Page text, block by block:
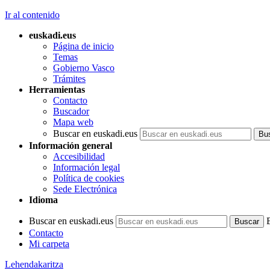
Ir al contenido
euskadi.eus
Página de inicio
Temas
Gobierno Vasco
Trámites
Herramientas
Contacto
Buscador
Mapa web
Buscar en euskadi.eus
Información general
Accesibilidad
Información legal
Política de cookies
Sede Electrónica
Idioma
Buscar en euskadi.eus
Contacto
Mi carpeta
Lehendakaritza